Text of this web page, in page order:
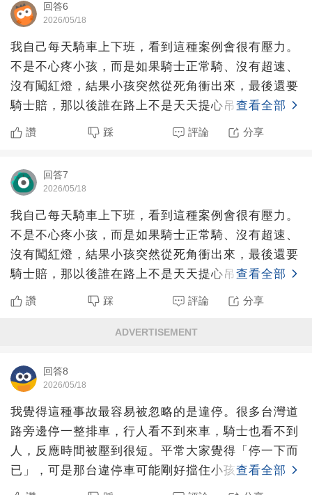
回答6
2026/05/18
我自己每天騎車上下班，看到這種案例會很有壓力。
不是不心疼小孩，而是如果騎士正常騎、沒有超速、
沒有闖紅燈，結果小孩突然從死角衝出來，最後還要
騎士賠，那以後誰在路上不是天天提心吊膽？車禍當
然可以談慰問、談
查看全部
讚 踩 評論 分享
回答7
2026/05/18
我自己每天騎車上下班，看到這種案例會很有壓力。
不是不心疼小孩，而是如果騎士正常騎、沒有超速、
沒有闖紅燈，結果小孩突然從死角衝出來，最後還要
騎士賠，那以後誰在路上不是天天提心吊膽？車禍當
然可以談慰問、談
查看全部
讚 踩 評論 分享
ADVERTISEMENT
回答8
2026/05/18
我覺得這種事故最容易被忽略的是違停。很多台灣道
路旁邊停一整排車，行人看不到來車，騎士也看不到
人，反應時間被壓到很短。平常大家覺得「停一下而
已」，可是那台違停車可能剛好擋住小孩、擋住騎士
視線，也擋住大人
查看全部